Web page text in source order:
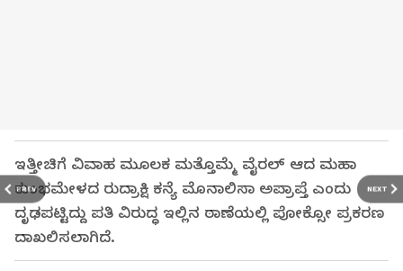
PREV NEXT
ಇತ್ತೀಚಿಗೆ ವಿವಾಹ ಮೂಲಕ ಮತ್ತೊಮ್ಮೆ ವೈರಲ್‌ ಆದ ಮಹಾ
ಕುಂಭಮೇಳದ ರುದ್ರಾಕ್ಷಿ ಕನ್ಯೆ ಮೊನಾಲಿಸಾ ಅಪ್ರಾಪ್ತೆ ಎಂದು
ದೃಢಪಟ್ಟಿದ್ದು ಪತಿ ವಿರುದ್ಧ ಇಲ್ಲಿನ ಠಾಣೆಯಲ್ಲಿ ಪೋಕ್ಸೋ ಪ್ರಕರಣ
ದಾಖಲಿಸಲಾಗಿದೆ.